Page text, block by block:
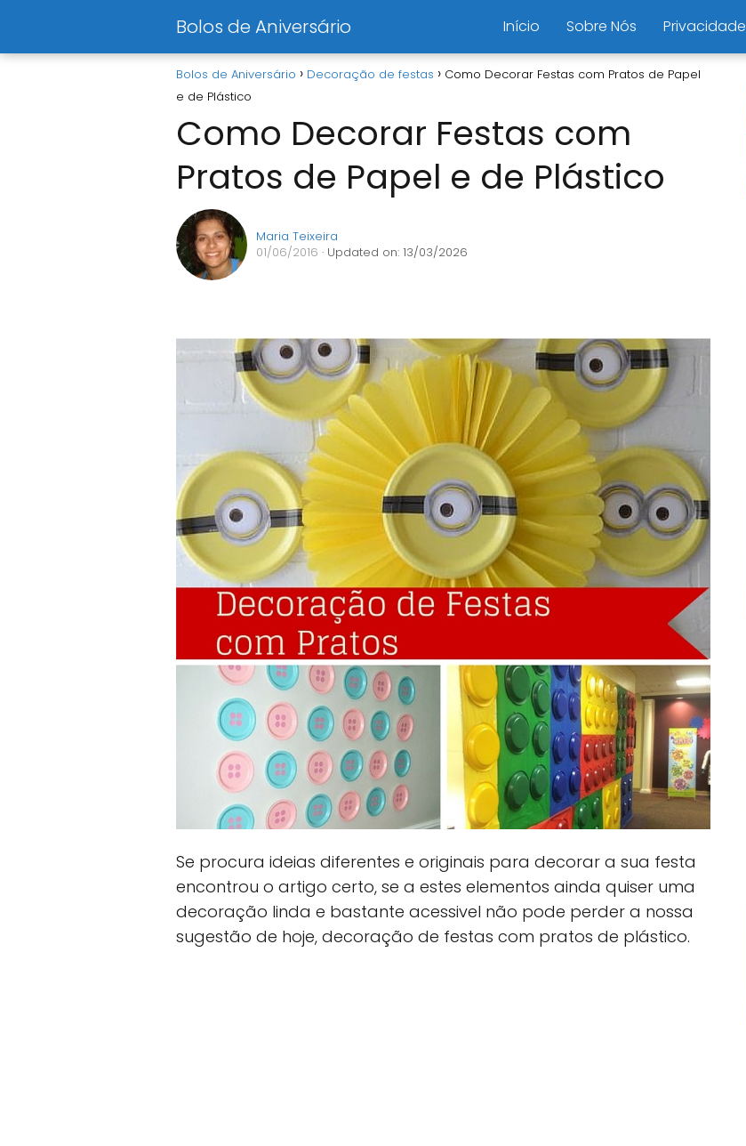
Bolos de Aniversário Início Sobre Nós Privacidade
Bolos de Aniversário Decoração de festas
Como Decorar Festas com Pratos de Papel
e de Plástico
Como Decorar Festas com
Pratos de Papel e de Plástico
Maria Teixeira
01/06/2016 · Updated on: 13/03/2026
Se procura ideias diferentes e originais para decorar a sua festa
encontrou o artigo certo, se a estes elementos ainda quiser uma
decoração linda e bastante acessivel não pode perder a nossa
sugestão de hoje, decoração de festas com pratos de plástico.